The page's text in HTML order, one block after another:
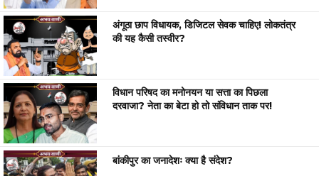
अंगूठा छाप विधायक, डिजिटल सेवक चाहिए! लोकतंत्र
की यह कैसी तस्वीर?
विधान परिषद का मनोनयन या सत्ता का पिछला
दरवाजा? नेता का बेटा हो तो संविधान ताक पर!
बांकीपुर का जनादेशः क्या है संदेश?